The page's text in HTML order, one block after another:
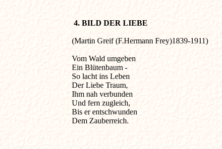
4. BILD DER LIEBE
(Martin Greif (F.Hermann Frey)1839-1911)
Vom Wald umgeben
Ein Blütenbaum -
So lacht ins Leben
Der Liebe Traum,
Ihm nah verbunden
Und fern zugleich,
Bis er entschwunden
Dem Zauberreich.